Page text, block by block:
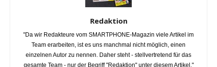
Redaktion
"Da wir Redakteure vom SMARTPHONE-Magazin viele Artikel im
Team erarbeiten, ist es uns manchmal nicht möglich, einen
einzelnen Autor zu nennen. Daher steht - stellvertretend für das
gesamte Team - nur der Begriff "Redaktion" unter diesem Artikel."